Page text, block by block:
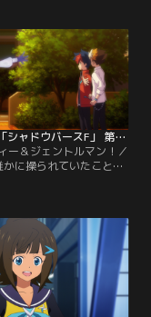
朝食を食べそこねてしま
抜け出して再び学食を訪
る少女からパンを譲られ
シックスマジックの部
ノブだった。
TVアニメ「シャドウバースF」 第04話
ー＆ジェントルマン！／
かに操られていたことを
うな不遜な態度のジェ
に不快感を覚えるが、そ
ドバを通じて相手を知ろ
挑む。しかし、ジェン
ノブをも凌駕するウィ
使い手だった。